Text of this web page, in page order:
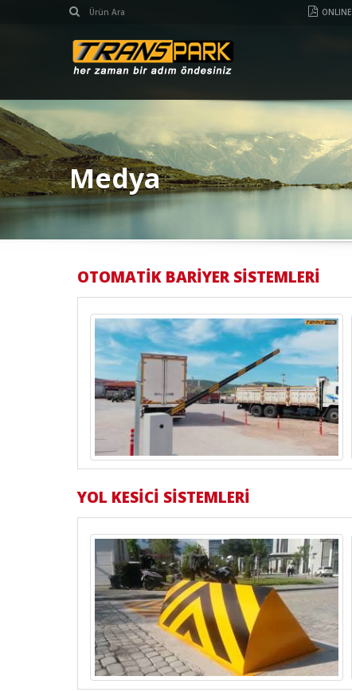
Medya
OTOMATİK BARİYER SİSTEMLERİ
YOL KESİCİ SİSTEMLERİ